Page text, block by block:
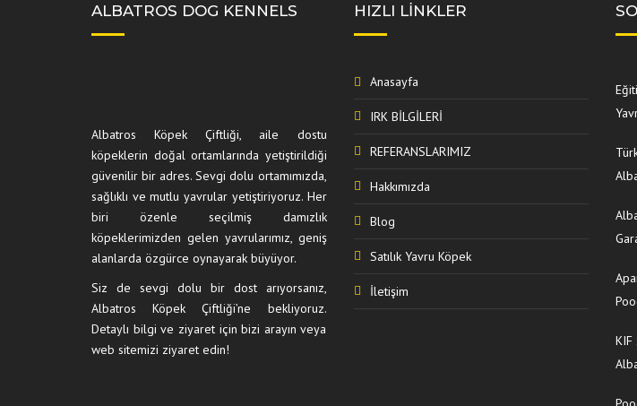
ALBATROS DOG KENNELS
Albatros Köpek Çiftliği, aile dostu
köpeklerin doğal ortamlarında yetiştirildiği
güvenilir bir adres. Sevgi dolu ortamımızda,
sağlıklı ve mutlu yavrular yetiştiriyoruz. Her
biri özenle seçilmiş damızlık
köpeklerimizden gelen yavrularımız, geniş
alanlarda özgürce oynayarak büyüyor.
Siz de sevgi dolu bir dost arıyorsanız,
Albatros Köpek Çiftliği’ne bekliyoruz.
Detaylı bilgi ve ziyaret için bizi arayın veya
web sitemizi ziyaret edin!
HIZLI LINKLER
Anasayfa
IRK BİLGİLERİ
REFERANSLARIMIZ
Hakkımızda
Blog
Satılık Yavru Köpek
İletişim
KIF